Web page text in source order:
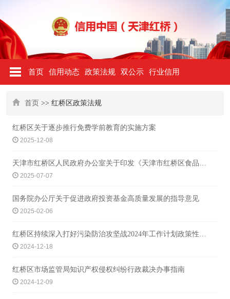
首页 信用动态 政策法规 双公示 行业信用
首页 >> 红桥区政策法规
红桥区关于逐步推行免费学前教育的实施方案
2025-12-08
2025-07-07
国务院办公厅关于促进政府投资基金高质量发展的指导意见
2025-02-06
2024-12-18
红桥区市场监管局知识产权侵权纠纷行政裁决办事指南
2024-12-09